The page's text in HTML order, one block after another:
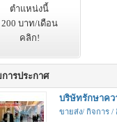
ตำแหน่งนี้
200 บาท/เดือน
คลิก!
การประกาศ
บริษัทรักษาค
ขายส่ง/ กิจการ /